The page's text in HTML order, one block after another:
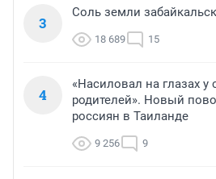
3
Соль земли
18 689 15
4
«Насиловал на глазах у
родителей». Новый
россиян в Таиланде
9 256 9